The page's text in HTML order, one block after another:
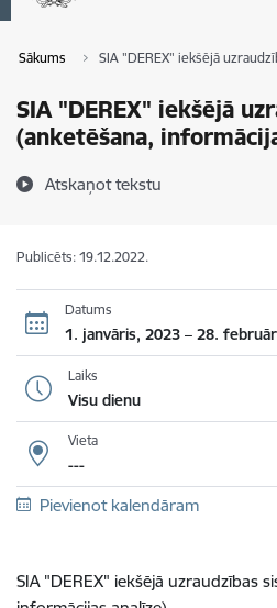
Sākums SIA "DEREX" iekšējā
SIA "DEREX" iekšējā
(anketēšana,
Atskaņot tekstu
Publicēts: 19.12.2022.
Datums
1. janvāris, 2023 – 28.
Laiks
Visu dienu
Vieta
---
Pievienot kalendāram
SIA "DEREX" iekšējā uzraudzības